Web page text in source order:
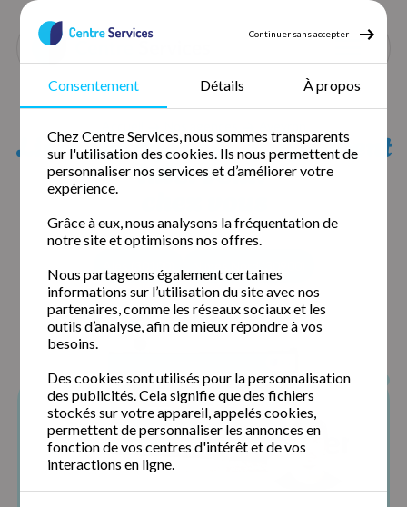
Continuer sans accepter
Consentement Détails À propos
Chez Centre Services, nous sommes transparents
sur l'utilisation des cookies. Ils nous permettent de
personnaliser nos services et d’améliorer votre
expérience.
Grâce à eux, nous analysons la fréquentation de
notre site et optimisons nos offres.
Nous partageons également certaines
informations sur l’utilisation du site avec nos
partenaires, comme les réseaux sociaux et les
outils d’analyse, afin de mieux répondre à vos
besoins.
Des cookies sont utilisés pour la personnalisation
des publicités. Cela signifie que des fichiers
stockés sur votre appareil, appelés cookies,
permettent de personnaliser les annonces en
fonction de vos centres d'intérêt et de vos
interactions en ligne.
Liste des agences qui peuvent
intervenir